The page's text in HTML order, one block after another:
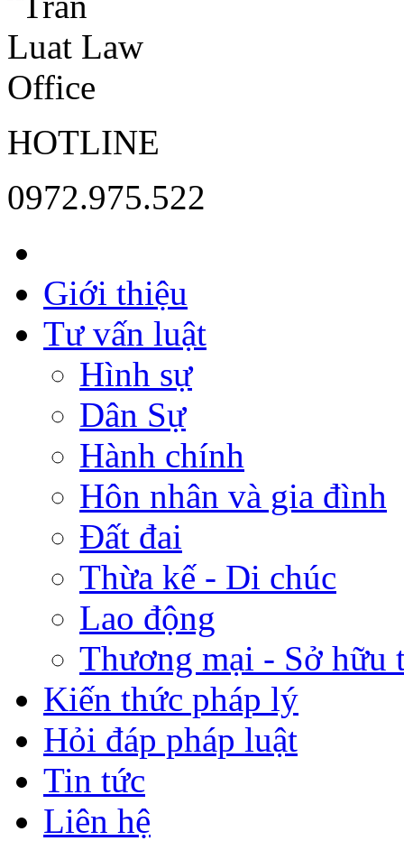
HOTLINE
0972.975.522
Giới thiệu
Tư vấn luật
Hình sự
Dân Sự
Hành chính
Hôn nhân và gia đình
Đất đai
Thừa kế - Di chúc
Lao động
Thương mại - Sở hữu
Kiến thức pháp lý
Hỏi đáp pháp luật
Tin tức
Liên hệ